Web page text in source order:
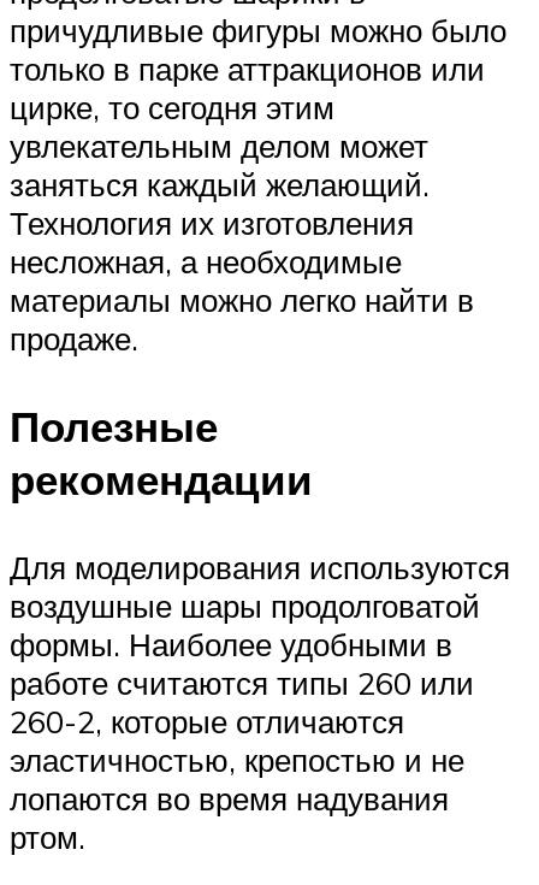
причудливые фигуры можно было
только в парке аттракционов или
цирке, то сегодня этим
увлекательным делом может
заняться каждый желающий.
Технология их изготовления
несложная, а необходимые
материалы можно легко найти в
продаже.
Полезные
рекомендации
Для моделирования используются
воздушные шары продолговатой
формы. Наиболее удобными в
работе считаются типы 260 или
260-2, которые отличаются
эластичностью, крепостью и не
лопаются во время надувания
ртом.